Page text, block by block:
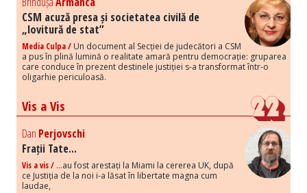
CSM acuză presa și societatea civilă de
„lovitură de stat”
Media Culpa / Un document al Secției de judecători a CSM
a pus în plină lumină o realitate amară pentru democrație: gruparea
care conduce în prezent destinele justiției s-a transformat într-o
oligarhie periculoasă.
Vis a Vis
Dan Perjovschi
Frații Tate...
Vis a vis / ...au fost arestați la Miami la cererea UK, după
ce Justiția de la noi i-a lăsat în libertate magna cum
laudae,